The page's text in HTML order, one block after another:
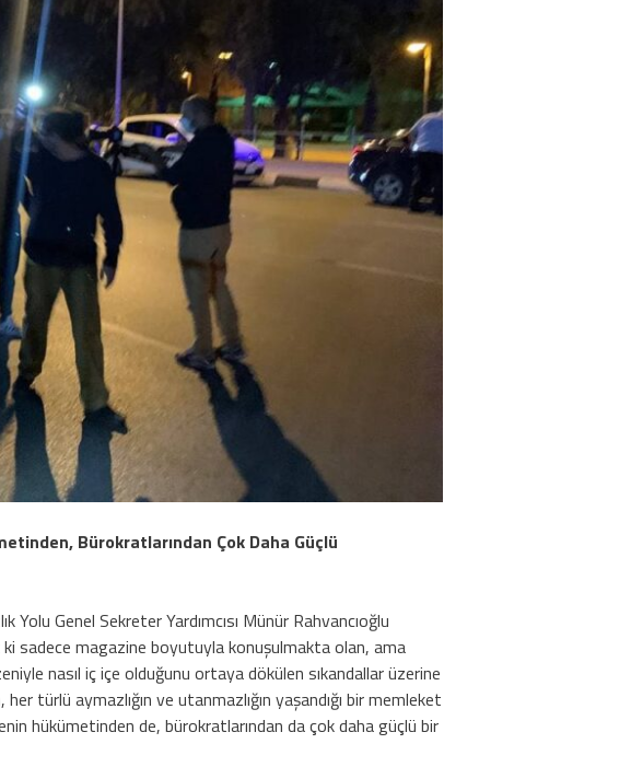
Bürokratlarından Çok Daha Güçlü
Yolu Genel Sekreter Yardımcısı Münür Rahvancıoğlu
ki sadece magazine boyutuyla konuşulmakta olan, ama
nasıl iç içe olduğunu ortaya dökülen sıkandallar üzerine
türlü aymazlığın ve utanmazlığın yaşandığı bir memleket
hükümetinden de, bürokratlarından da çok daha güçlü bir